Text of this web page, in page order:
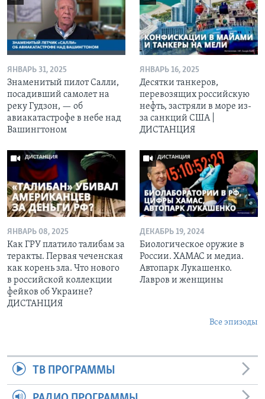
ЯНВАРЬ 31, 2025
Знаменитый пилот Салли,
посадивший самолет на
реку Гудзон, — об
авиакатастрофе в небе над
Вашингтоном
ЯНВАРЬ 16, 2025
Десятки танкеров,
перевозящих российскую
нефть, застряли в море из-
за санкций США |
ДИСТАНЦИЯ
ЯНВАРЬ 08, 2025
Как ГРУ платило талибам за
теракты. Первая чеченская
как корень зла. Что нового
в российской коллекции
фейков об Украине?
ДИСТАНЦИЯ
ДЕКАБРЬ 19, 2024
Биологическое оружие в
России. ХАМАС и медиа.
Автопарк Лукашенко.
Лавров и женщины
Все эпизоды
ТВ ПРОГРАММЫ